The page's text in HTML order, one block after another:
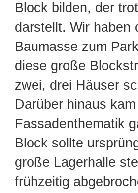
Block bilden, der
darstellt. Wir haben
Baumasse zum
diese große
zwei, drei Häuser
Darüber hinaus
Fassadenthematik
Block sollte
große Lagerhalle
frühzeitig